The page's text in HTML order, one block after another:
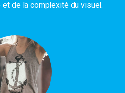
et de la complexité du visuel.